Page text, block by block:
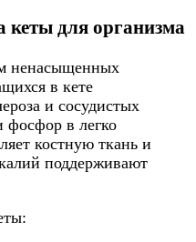
кеты для организма
ненасыщенных
в кете
и сосудистых
фосфор в легко
костную ткань и
поддерживают